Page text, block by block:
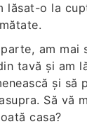
lăsat-o la
am mai
tavă şi am
şi să
Să vă
casa?